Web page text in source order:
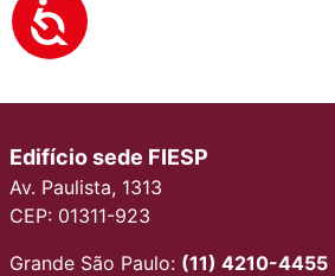
Edifício sede FIESP
Av. Paulista, 1313
CEP: 01311-923
Grande São Paulo: (11) 4210-4455